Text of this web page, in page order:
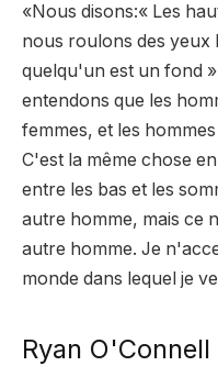
«Nous disons:« Les
nous roulons des yeux
quelqu'un est un fond
entendons que les
femmes, et les
C'est la même chose
entre les bas et les
autre homme, mais ce
autre homme. Je
monde dans lequel je
Ryan